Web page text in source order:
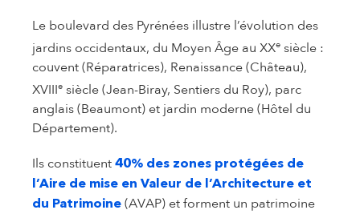
Le boulevard des Pyrénées illustre l’évolution des
jardins occidentaux, du Moyen Âge au XXe siècle :
couvent (Réparatrices), Renaissance (Château),
XVIIIe siècle (Jean-Biray, Sentiers du Roy), parc
anglais (Beaumont) et jardin moderne (Hôtel du
Département).
Ils constituent 40% des zones protégées de
l’Aire de mise en Valeur de l’Architecture et
du Patrimoine (AVAP) et forment un patrimoine